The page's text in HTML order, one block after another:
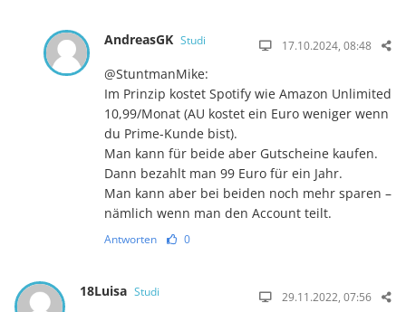
AndreasGK Studi 17.10.2024, 08:48
@StuntmanMike:
Im Prinzip kostet Spotify wie Amazon Unlimited
10,99/Monat (AU kostet ein Euro weniger wenn
du Prime-Kunde bist).
Man kann für beide aber Gutscheine kaufen.
Dann bezahlt man 99 Euro für ein Jahr.
Man kann aber bei beiden noch mehr sparen –
nämlich wenn man den Account teilt.
Antworten 0
18Luisa Studi 29.11.2022, 07:56